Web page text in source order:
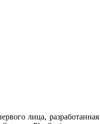
лица,